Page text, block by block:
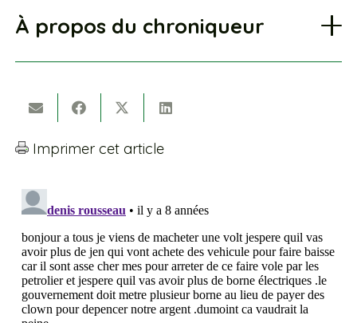
À propos du chroniqueur
Imprimer cet article